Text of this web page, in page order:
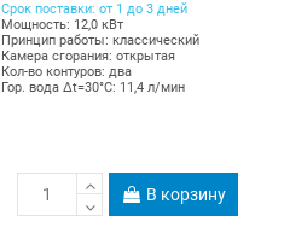
Срок поставки: от 1 до 3 дней
Мощность: 12,0 кВт
Принцип работы: классический
Камера сгорания: открытая
Кол-во контуров: два
Гор. вода Δt=30°C: 11,4 л/мин
В корзину